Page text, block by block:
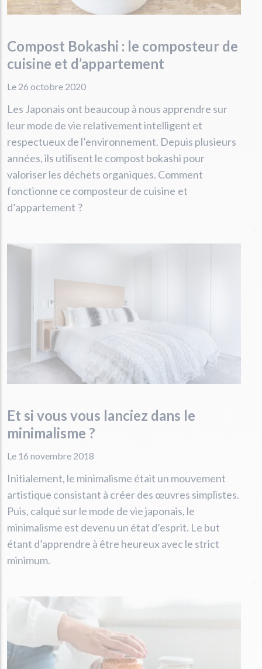
Compost Bokashi : le composteur de
cuisine et d’appartement
Le 26 octobre 2020
Les Japonais ont beaucoup à nous apprendre sur
leur mode de vie relativement intelligent et
respectueux de l’environnement. Depuis plusieurs
années, ils utilisent le compost bokashi pour
valoriser les déchets organiques. Comment
fonctionne ce composteur de cuisine et
d’appartement ?
Et si vous vous lanciez dans le
minimalisme ?
Le 16 novembre 2018
Initialement, le minimalisme était un mouvement
artistique consistant à créer des œuvres simplistes.
Puis, calqué sur le mode de vie japonais, le
minimalisme est devenu un état d’esprit. Le but
étant d’apprendre à être heureux avec le strict
minimum.